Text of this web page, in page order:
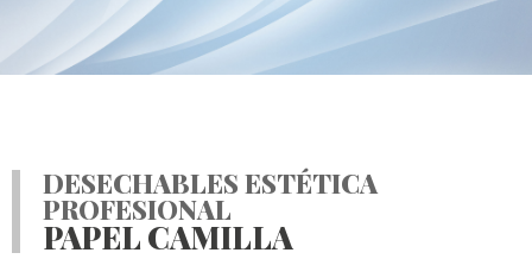
DESECHABLES ESTÉTICA
PROFESIONAL
PAPEL CAMILLA